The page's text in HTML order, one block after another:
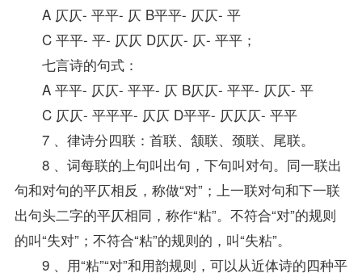
A 仄仄- 平平- 仄 B平平- 仄仄- 平
C 平平- 平- 仄仄 D仄仄- 仄- 平平；
七言诗的句式：
A 平平- 仄仄- 平平- 仄 B仄仄- 平平- 仄仄- 平
C 仄仄- 平平平- 仄仄 D平平- 仄仄仄- 平平
7 、律诗分四联：首联、颔联、颈联、尾联。
8 、词每联的上句叫出句，下句叫对句。同一联出
句和对句的平仄相反，称做“对”；上一联对句和下一联
出句头二字的平仄相同，称作“粘”。不符合“对”的规则
的叫“失对”；不符合“粘”的规则的，叫“失粘”。
9 、用“粘”“对”和用韵规则，可以从近体诗的四种平